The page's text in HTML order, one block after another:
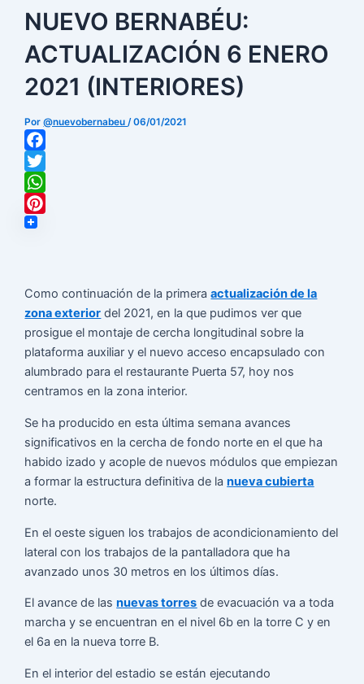
NUEVO BERNABÉU:
ACTUALIZACIÓN 6 ENERO
2021 (INTERIORES)
Por@nuevobernabeu/06/01/2021
Facebook
Twitter
WhatsApp
Pinterest
Como continuación de la primeraactualización de la
zona exterior del 2021, en la que pudimos ver que
prosigue el montaje de cercha longitudinal sobre la
plataforma auxiliar y el nuevo acceso encapsulado con
alumbrado para el restaurante Puerta 57, hoy nos
centramos en la zona interior.
Se ha producido en esta última semana avances
significativos en la cercha de fondo norte en el que ha
habido izado y acople de nuevos módulos que empiezan
a formar la estructura definitiva de lanueva cubierta
norte.
En el oeste siguen los trabajos de acondicionamiento del
lateral con los trabajos de la pantalladora que ha
avanzado unos 30 metros en los últimos días.
El avance de lasnuevas torres de evacuación va a toda
marcha y se encuentran en el nivel 6b en la torre C y en
el 6a en la nueva torre B.
En el interior del estadio se están ejecutando